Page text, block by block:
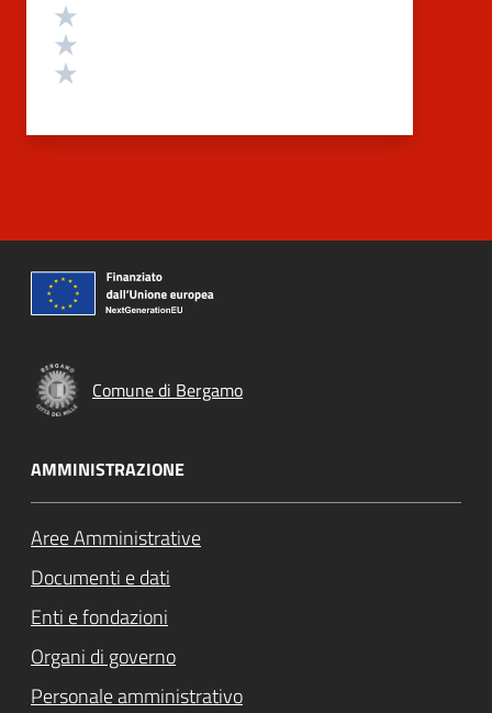
Comune di Bergamo
AMMINISTRAZIONE
Aree Amministrative
Documenti e dati
Enti e fondazioni
Organi di governo
Personale amministrativo